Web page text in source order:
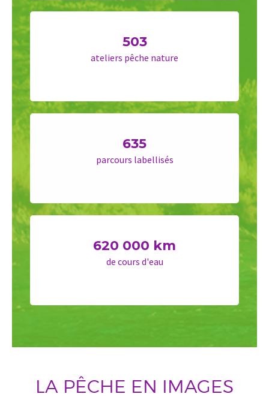
503
ateliers pêche nature
635
parcours labellisés
620 000 km
de cours d'eau
LA PÊCHE EN IMAGES